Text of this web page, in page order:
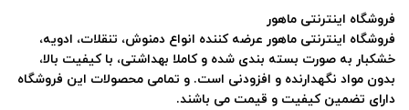
فروشگاه اینترنتی ماهور
فروشگاه اینترنتی ماهور عرضه کننده انواع دمنوش، تنقلات، ادویه،
خشکبار به صورت بسته بندی شده و کاملا بهداشتی، با کیفیت بالا،
بدون مواد نگهدارنده و افزودنی است. و تمامی محصولات این فروشگاه
دارای تضمین کیفیت و قیمت می باشند.